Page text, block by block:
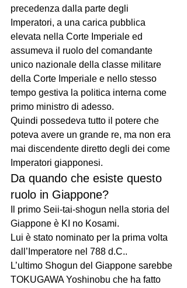
precedenza dalla parte degli
Imperatori, a una carica pubblica
elevata nella Corte Imperiale ed
assumeva il ruolo del comandante
unico nazionale della classe militare
della Corte Imperiale e nello stesso
tempo gestiva la politica interna come
primo ministro di adesso.
Quindi possedeva tutto il potere che
poteva avere un grande re, ma non era
mai discendente diretto degli dei come
Imperatori giapponesi.
Da quando che esiste questo
ruolo in Giappone?
Il primo Seii-tai-shogun nella storia del
Giappone è KI no Kosami.
Lui è stato nominato per la prima volta
dall’Imperatore nel 788 d.C..
L’ultimo Shogun del Giappone sarebbe
TOKUGAWA Yoshinobu che ha fatto